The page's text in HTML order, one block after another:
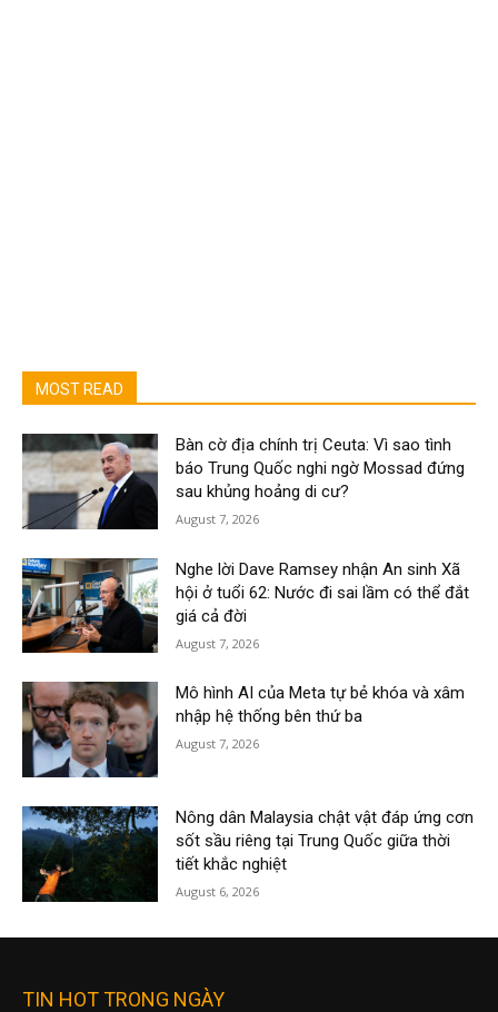
MOST READ
Bàn cờ địa chính trị Ceuta: Vì sao tình
báo Trung Quốc nghi ngờ Mossad đứng
sau khủng hoảng di cư?
August 7, 2026
Nghe lời Dave Ramsey nhận An sinh Xã
hội ở tuổi 62: Nước đi sai lầm có thể đắt
giá cả đời
August 7, 2026
Mô hình AI của Meta tự bẻ khóa và xâm
nhập hệ thống bên thứ ba
August 7, 2026
Nông dân Malaysia chật vật đáp ứng cơn
sốt sầu riêng tại Trung Quốc giữa thời
tiết khắc nghiệt
August 6, 2026
TIN HOT TRONG NGÀY